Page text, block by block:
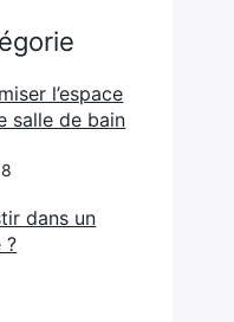
l’espace
salle de bain
dans un
?